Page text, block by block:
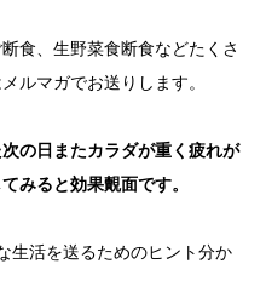
食、生野菜食断食などたくさ
ルマガでお送りします。
の日またカラダが重く疲れが
みると効果覿面です。
生活を送るためのヒント分か